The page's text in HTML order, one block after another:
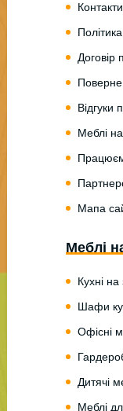
Контакти
Договір
Відгуки
Меблі
Мапа
Меблі
Кухні
Шафи
Офісні
Дитячі
Меблі